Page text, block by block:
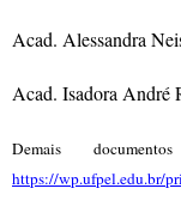
Acad. Alessandra
Acad. Isadora André
Demais
https://wp.ufpel.edu.br/